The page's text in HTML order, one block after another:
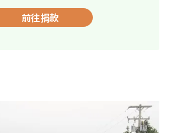
前往捐款